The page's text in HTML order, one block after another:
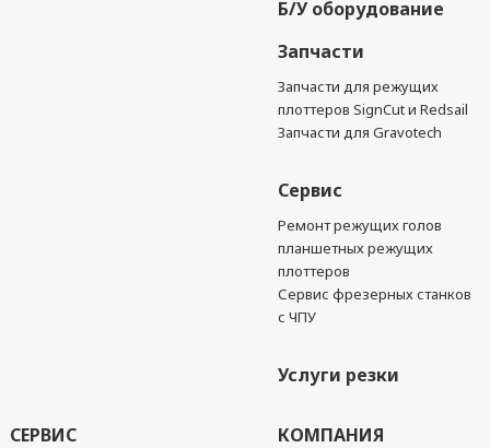
Б/У оборудование
Запчасти
Запчасти для режущих
плоттеров SignCut и Redsail
Запчасти для Gravotech
Сервис
Ремонт режущих голов
планшетных режущих
плоттеров
Сервис фрезерных станков
с ЧПУ
Услуги резки
СЕРВИС КОМПАНИЯ